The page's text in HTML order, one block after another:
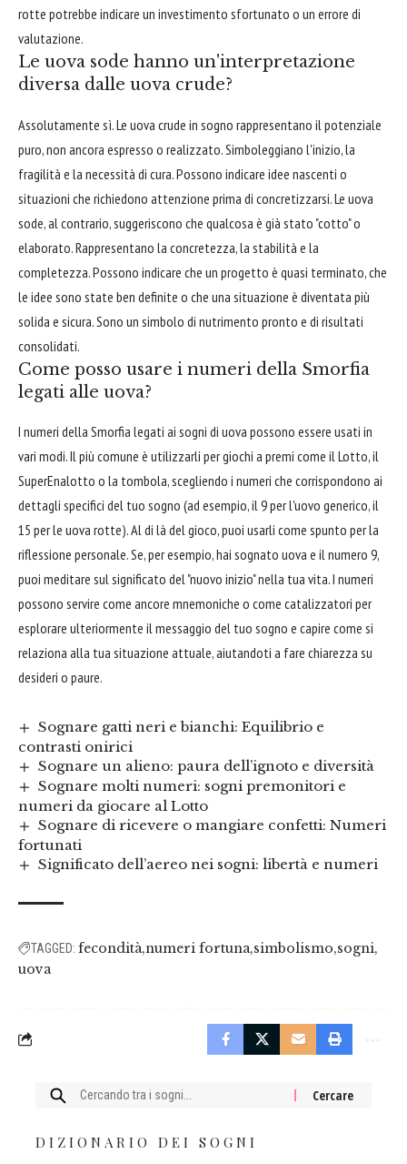
rotte potrebbe indicare un investimento sfortunato o un errore di
valutazione.
Le uova sode hanno un'interpretazione
diversa dalle uova crude?
Assolutamente sì. Le uova crude in sogno rappresentano il potenziale
puro, non ancora espresso o realizzato. Simboleggiano l'inizio, la
fragilità e la necessità di cura. Possono indicare idee nascenti o
situazioni che richiedono attenzione prima di concretizzarsi. Le uova
sode, al contrario, suggeriscono che qualcosa è già stato "cotto" o
elaborato. Rappresentano la concretezza, la stabilità e la
completezza. Possono indicare che un progetto è quasi terminato, che
le idee sono state ben definite o che una situazione è diventata più
solida e sicura. Sono un simbolo di nutrimento pronto e di risultati
consolidati.
Come posso usare i numeri della Smorfia
legati alle uova?
I numeri della Smorfia legati ai sogni di uova possono essere usati in
vari modi. Il più comune è utilizzarli per giochi a premi come il Lotto, il
SuperEnalotto o la tombola, scegliendo i numeri che corrispondono ai
dettagli specifici del tuo sogno (ad esempio, il 9 per l'uovo generico, il
15 per le uova rotte). Al di là del gioco, puoi usarli come spunto per la
riflessione personale. Se, per esempio, hai sognato uova e il numero 9,
puoi meditare sul significato del "nuovo inizio" nella tua vita. I numeri
possono servire come ancore mnemoniche o come catalizzatori per
esplorare ulteriormente il messaggio del tuo sogno e capire come si
relaziona alla tua situazione attuale, aiutandoti a fare chiarezza su
desideri o paure.
Sognare gatti neri e bianchi: Equilibrio e
contrasti onirici
Sognare un alieno: paura dell’ignoto e diversità
Sognare molti numeri: sogni premonitori e
numeri da giocare al Lotto
Sognare di ricevere o mangiare confetti: Numeri
fortunati
Significato dell’aereo nei sogni: libertà e numeri
TAGGED: fecondità numeri fortuna simbolismo sogni
uova
Cercare:
DIZIONARIO DEI SOGNI